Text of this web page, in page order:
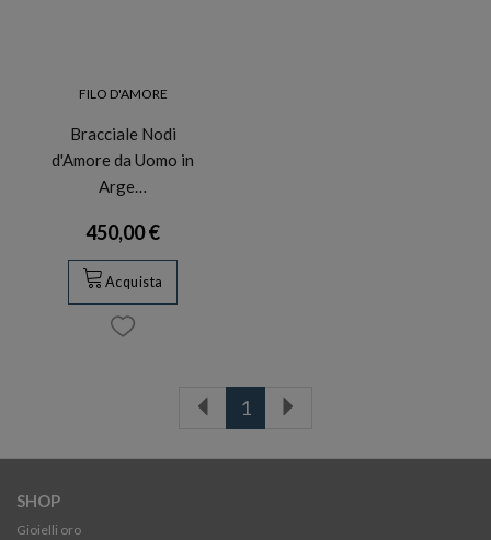
FILO D'AMORE
Bracciale Nodi
d'Amore da Uomo in
Arge…
450,00 €
Acquista
1
SHOP
Gioielli oro